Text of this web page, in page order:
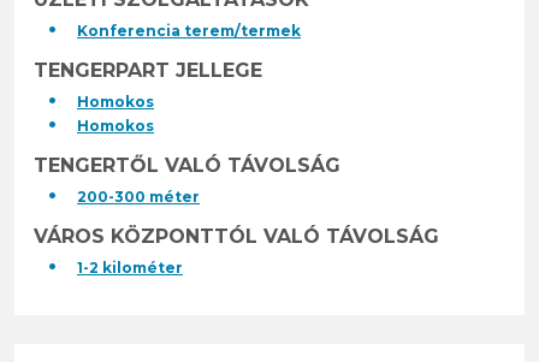
Konferencia terem/termek
TENGERPART JELLEGE
Homokos
Homokos
TENGERTŐL VALÓ TÁVOLSÁG
200-300 méter
VÁROS KÖZPONTTÓL VALÓ TÁVOLSÁG
1-2 kilométer